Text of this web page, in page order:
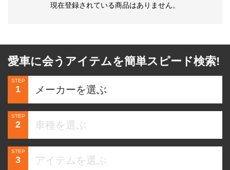
現在登録されている商品はありません。
愛車に会うアイテムを簡単スピード検索!
STEP
1
STEP
2
STEP
3